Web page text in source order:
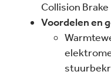
Collision Brake
Voordelen en